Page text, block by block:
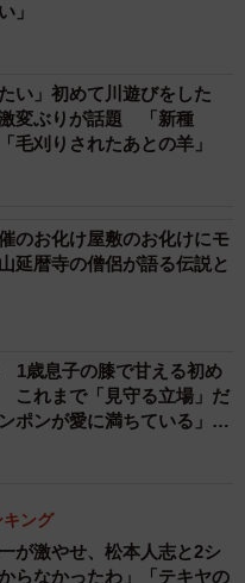
（画像提供：ゆあるさん）
っかけは？
リン企画の発端です。
お菓子作りの経験はほと
ンを作るのももちろん
」
い」初めて川遊びをした
変ぶりが話題 「新種
毛刈りされたあとの羊」
のお化け屋敷のお化けにモ
延暦寺の僧侶が語る伝説と
1歳息子の膝で甘える初め
これまで「見守る立場」だ
ポンが愛に満ちている」
キング
が激やせ、松本人志と2シ
らなかったわ」「テキヤの